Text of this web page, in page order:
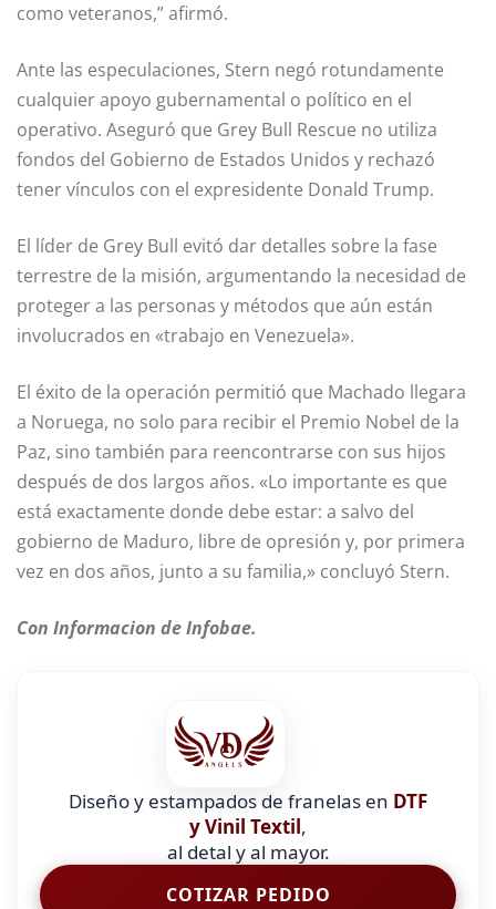
como veteranos,” afirmó.
Ante las especulaciones, Stern negó rotundamente
cualquier apoyo gubernamental o político en el
operativo. Aseguró que Grey Bull Rescue no utiliza
fondos del Gobierno de Estados Unidos y rechazó
tener vínculos con el expresidente Donald Trump.
El líder de Grey Bull evitó dar detalles sobre la fase
terrestre de la misión, argumentando la necesidad de
proteger a las personas y métodos que aún están
involucrados en «trabajo en Venezuela».
El éxito de la operación permitió que Machado llegara
a Noruega, no solo para recibir el Premio Nobel de la
Paz, sino también para reencontrarse con sus hijos
después de dos largos años. «Lo importante es que
está exactamente donde debe estar: a salvo del
gobierno de Maduro, libre de opresión y, por primera
vez en dos años, junto a su familia,» concluyó Stern.
Con Informacion de Infobae.
Diseño y estampados de franelas en DTF
y Vinil Textil,
al detal y al mayor.
COTIZAR PEDIDO